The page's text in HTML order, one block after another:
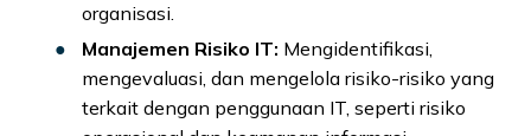
organisasi.
Manajemen Risiko IT: Mengidentifikasi,
mengevaluasi, dan mengelola risiko-risiko yang
terkait dengan penggunaan IT, seperti risiko